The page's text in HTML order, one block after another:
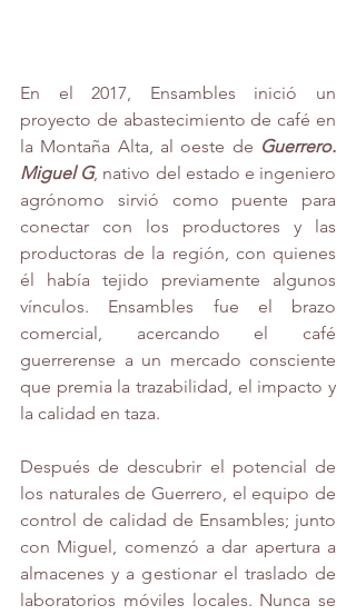
En el 2017, Ensambles inició un
proyecto de abastecimiento de café en
la Montaña Alta, al oeste de Guerrero.
Miguel G, nativo del estado e ingeniero
agrónomo sirvió como puente para
conectar con los productores y las
productoras de la región, con quienes
él había tejido previamente algunos
vínculos. Ensambles fue el brazo
comercial, acercando el café
guerrerense a un mercado consciente
que premia la trazabilidad, el impacto y
la calidad en taza.
Después de descubrir el potencial de
los naturales de Guerrero, el equipo de
control de calidad de Ensambles; junto
con Miguel, comenzó a dar apertura a
almacenes y a gestionar el traslado de
laboratorios móviles locales. Nunca se